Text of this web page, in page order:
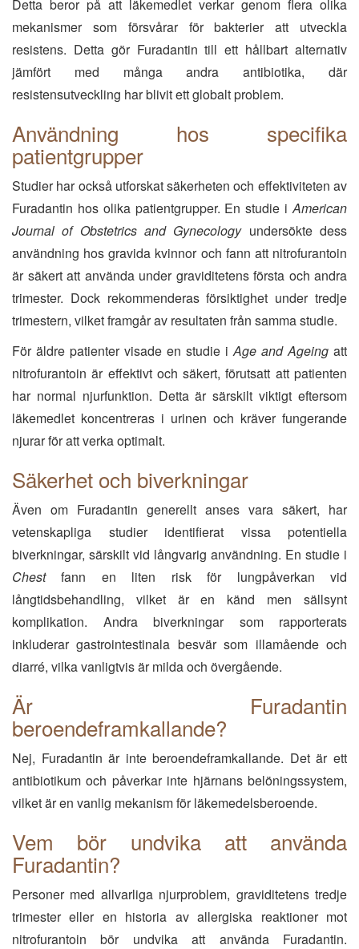
Detta beror på att läkemedlet verkar genom flera olika
mekanismer som försvårar för bakterier att utveckla
resistens. Detta gör Furadantin till ett hållbart alternativ
jämfört med många andra antibiotika, där
resistensutveckling har blivit ett globalt problem.
Användning hos specifika
patientgrupper
Studier har också utforskat säkerheten och effektiviteten av
Furadantin hos olika patientgrupper. En studie iAmerican
Journal of Obstetrics and Gynecologyundersökte dess
användning hos gravida kvinnor och fann att nitrofurantoin
är säkert att använda under graviditetens första och andra
trimester. Dock rekommenderas försiktighet under tredje
trimestern, vilket framgår av resultaten från samma studie.
För äldre patienter visade en studie iAge and Ageing att
nitrofurantoin är effektivt och säkert, förutsatt att patienten
har normal njurfunktion. Detta är särskilt viktigt eftersom
läkemedlet koncentreras i urinen och kräver fungerande
njurar för att verka optimalt.
Säkerhet och biverkningar
Även om Furadantin generellt anses vara säkert, har
vetenskapliga studier identifierat vissa potentiella
biverkningar, särskilt vid långvarig användning. En studie i
Chestfann en liten risk för lungpåverkan vid
långtidsbehandling, vilket är en känd men sällsynt
komplikation. Andra biverkningar som rapporterats
inkluderar gastrointestinala besvär som illamående och
diarré, vilka vanligtvis är milda och övergående.
Är Furadantin
beroendeframkallande?
Nej, Furadantin är inte beroendeframkallande. Det är ett
antibiotikum och påverkar inte hjärnans belöningssystem,
vilket är en vanlig mekanism för läkemedelsberoende.
Vem bör undvika att använda
Furadantin?
Personer med allvarliga njurproblem, graviditetens tredje
trimester eller en historia av allergiska reaktioner mot
nitrofurantoin bör undvika att använda Furadantin.